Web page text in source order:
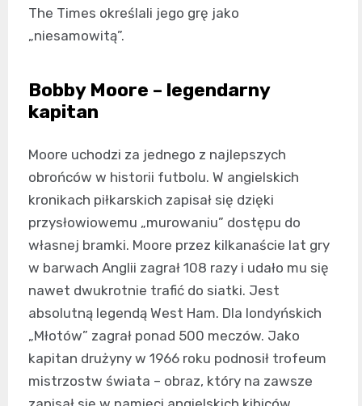
The Times określali jego grę jako
„niesamowitą”.
Bobby Moore – legendarny
kapitan
Moore uchodzi za jednego z najlepszych
obrońców w historii futbolu. W angielskich
kronikach piłkarskich zapisał się dzięki
przysłowiowemu „murowaniu” dostępu do
własnej bramki. Moore przez kilkanaście lat gry
w barwach Anglii zagrał 108 razy i udało mu się
nawet dwukrotnie trafić do siatki. Jest
absolutną legendą West Ham. Dla londyńskich
„Młotów” zagrał ponad 500 meczów. Jako
kapitan drużyny w 1966 roku podnosił trofeum
mistrzostw świata – obraz, który na zawsze